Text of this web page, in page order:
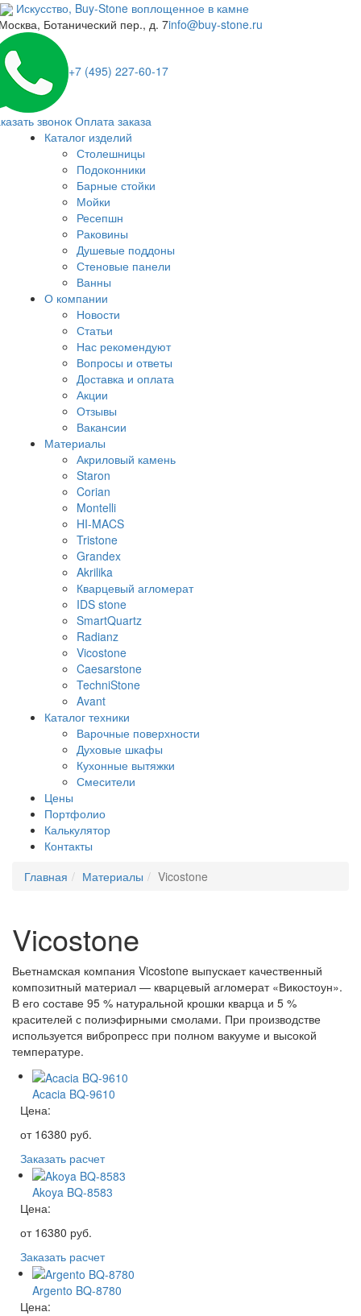
Искусство, Buy-Stone воплощенное в камне
Ботанический пер., д. 7info@buy-stone.ru
+7 (495) 227-60-17
звонок Оплата заказа
Каталог изделий
Столешницы
Подоконники
Барные стойки
Мойки
Ресепшн
Раковины
Душевые поддоны
Стеновые панели
Ванны
О компании
Новости
Статьи
Нас рекомендуют
Вопросы и ответы
Доставка и оплата
Акции
Отзывы
Вакансии
Материалы
Акриловый камень
Staron
Corian
Montelli
HI-MACS
Tristone
Grandex
Akrilika
Кварцевый агломерат
IDS stone
SmartQuartz
Radianz
Vicostone
Caesarstone
TechniStone
Avant
Каталог техники
Варочные поверхности
Духовые шкафы
Кухонные вытяжки
Смесители
Цены
Портфолио
Калькулятор
Контакты
Главная
Материалы Vicostone
Vicostone
Вьетнамская компания Vicostone выпускает качественный
композитный материал — кварцевый агломерат «Викостоун».
В его составе 95 % натуральной крошки кварца и 5 %
красителей с полиэфирными смолами. При производстве
используется вибропресс при полном вакууме и высокой
температуре.
Acacia BQ-9610
Цена:
от 16380 руб.
Заказать расчет
Akoya BQ-8583
Цена:
от 16380 руб.
Заказать расчет
Argento BQ-8780
Цена: